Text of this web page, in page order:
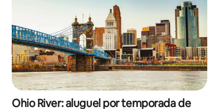
Ohio River: aluguel por temporada de